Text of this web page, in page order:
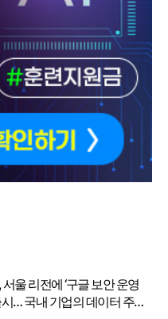
울 리전에 ‘구글 보안 운영
시… 국내 기업의 데이터 주권